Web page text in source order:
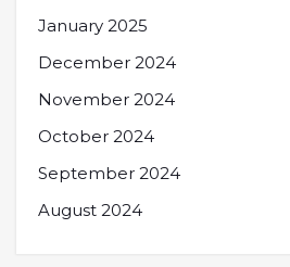
January 2025
December 2024
November 2024
October 2024
September 2024
August 2024